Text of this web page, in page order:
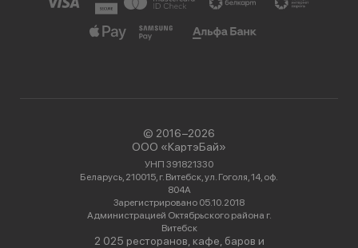
© 2016−2026
ООО «КартэБай»
УНП 391821330
Беларусь, 210015, г. Витебск, ул. Гоголя, 14, оф.
804А
Зарегистрировано 05.10.2018
Администрацией Октябрьского района г.
Витебск
2 025 ресторанов, кафе, баров и